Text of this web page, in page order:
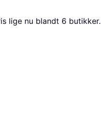
lige nu blandt 6 butikker.